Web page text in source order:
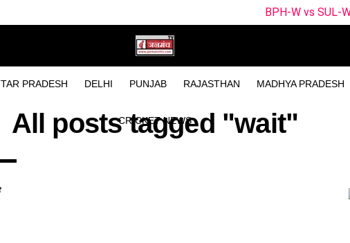
PRADESH DELHI PUNJAB RAJASTHAN MADHYA PRADESH
CRICKET NEWS
BPH-W vs SUL-W
All posts tagged "wait"